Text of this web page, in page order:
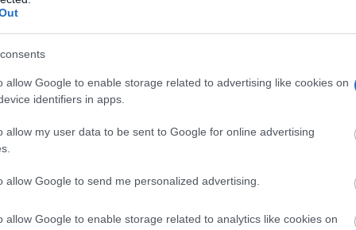
allow Google to enable storage related to advertising like cookies on
identifiers in apps.
allow my user data to be sent to Google for online advertising
allow Google to send me personalized advertising.
allow Google to enable storage related to analytics like cookies on
a la Corona, ofensa y ultraje a las instituciones del
religiosos que hoy precisamente ha pedido Unidas
Plena?